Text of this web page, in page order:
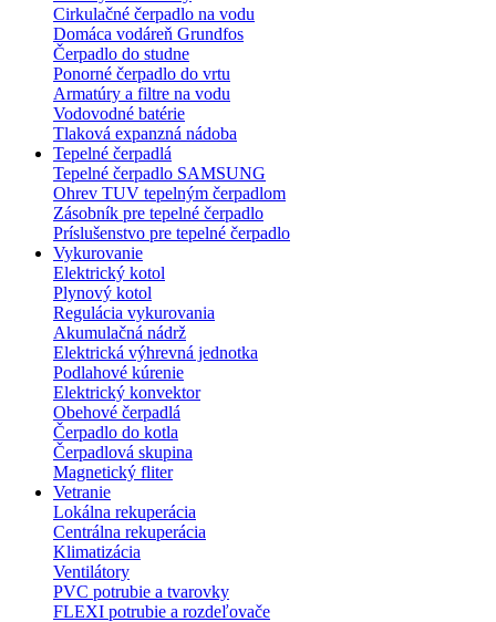
Cirkulačné čerpadlo na vodu
Domáca vodáreň Grundfos
Čerpadlo do studne
Ponorné čerpadlo do vrtu
Armatúry a filtre na vodu
Vodovodné batérie
Tlaková expanzná nádoba
Tepelné čerpadlá
Tepelné čerpadlo SAMSUNG
Ohrev TUV tepelným čerpadlom
Zásobník pre tepelné čerpadlo
Príslušenstvo pre tepelné čerpadlo
Vykurovanie
Elektrický kotol
Plynový kotol
Regulácia vykurovania
Akumulačná nádrž
Elektrická výhrevná jednotka
Podlahové kúrenie
Elektrický konvektor
Obehové čerpadlá
Čerpadlo do kotla
Čerpadlová skupina
Magnetický fliter
Vetranie
Lokálna rekuperácia
Centrálna rekuperácia
Klimatizácia
Ventilátory
PVC potrubie a tvarovky
FLEXI potrubie a rozdeľovače